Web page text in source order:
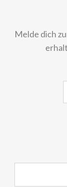
Melde dich